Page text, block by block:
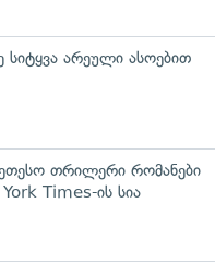
სიტყვა არეული ასოებით
თრილერი რომანები
Times-ის სია